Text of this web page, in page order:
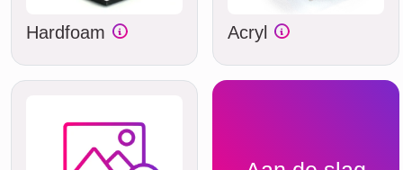
Hardfoam Acryl